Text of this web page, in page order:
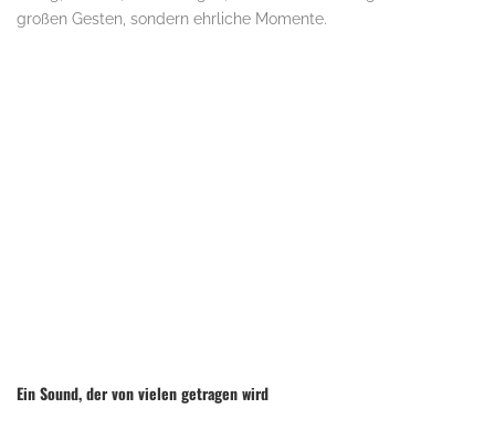
großen Gesten, sondern ehrliche Momente.
Ein Sound, der von vielen getragen wird